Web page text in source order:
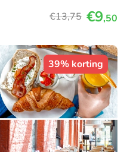
€13,75 €9,50
39% korting